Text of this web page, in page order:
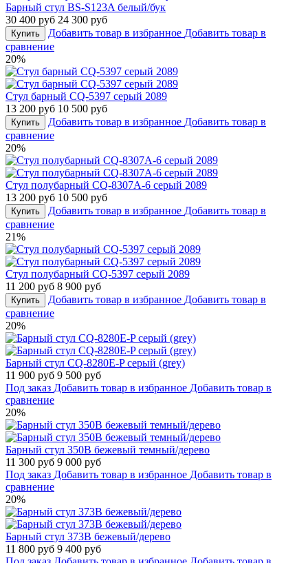
Барный стул BS-S123A белый/бук
30 400 руб 24 300 руб
Купить Добавить товар в избранное Добавить товар в
сравнение
20%
Стул барный CQ-5397 серый 2089
13 200 руб 10 500 руб
Купить Добавить товар в избранное Добавить товар в
сравнение
20%
Стул полубарный CQ-8307A-6 серый 2089
13 200 руб 10 500 руб
Купить Добавить товар в избранное Добавить товар в
сравнение
21%
Стул полубарный CQ-5397 серый 2089
11 200 руб 8 900 руб
Купить Добавить товар в избранное Добавить товар в
сравнение
20%
Барный стул CQ-8280E-P серый (grey)
11 900 руб 9 500 руб
Под заказ Добавить товар в избранное Добавить товар в
сравнение
20%
Барный стул 350B бежевый темный/дерево
11 300 руб 9 000 руб
Под заказ Добавить товар в избранное Добавить товар в
сравнение
20%
Барный стул 373B бежевый/дерево
11 800 руб 9 400 руб